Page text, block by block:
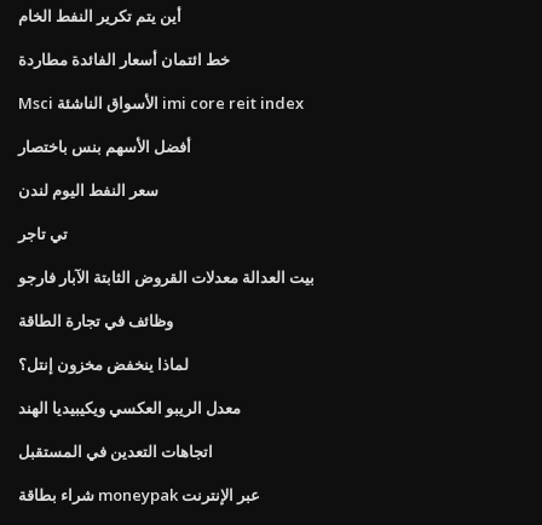
أين يتم تكرير النفط الخام
خط ائتمان أسعار الفائدة مطاردة
Msci الأسواق الناشئة imi core reit index
أفضل الأسهم بنس باختصار
سعر النفط اليوم لندن
تي تاجر
بيت العدالة معدلات القروض الثابتة الآبار فارجو
وظائف في تجارة الطاقة
لماذا ينخفض ​​مخزون إنتل؟
معدل الريبو العكسي ويكيبيديا الهند
اتجاهات التعدين في المستقبل
شراء بطاقة moneypak عبر الإنترنت